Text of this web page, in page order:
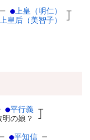
● 上皇（明仁）
┬
上皇后（美智子） ┘
●平行義 ┬
明の娘？ ┘
─ ●平知信 ─